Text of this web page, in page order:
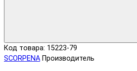
Код товара: 15223-79
SCORPENA Производитель